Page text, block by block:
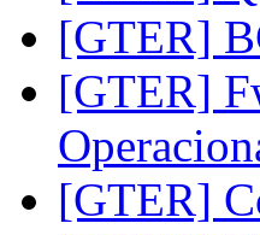
[GTER]
[GTER]
[GTER]